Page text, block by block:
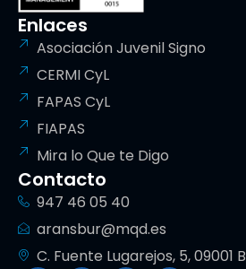
Enlaces
Asociación Juvenil Signo
CERMI CyL
FAPAS CyL
FIAPAS
Mira lo Que te Digo
Contacto
947 46 05 40
aransbur@mqd.es
C. Fuente Lugarejos, 5, 09001